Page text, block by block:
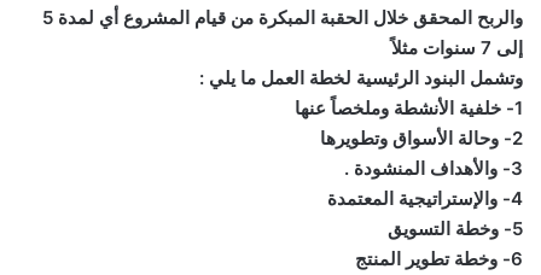
والربح المحقق خلال الحقبة المبكرة من قيام المشروع أي لمدة 5
إلى 7 سنوات مثلاً
وتشمل البنود الرئيسية لخطة العمل ما يلي :
1- خلفية الأنشطة وملخصاً عنها
2- وحالة الأسواق وتطويرها
3- والأهداف المنشودة .
4- والإستراتيجية المعتمدة
5- وخطة التسويق
6- وخطة تطوير المنتج